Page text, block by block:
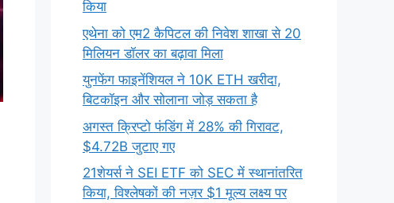
किया
एथेना को एम2 कैपिटल की निवेश शाखा से 20
मिलियन डॉलर का बढ़ावा मिला
युनफेंग फाइनेंशियल ने 10K ETH खरीदा,
बिटकॉइन और सोलाना जोड़ सकता है
अगस्त क्रिप्टो फंडिंग में 28% की गिरावट,
$4.72B जुटाए गए
21शेयर्स ने SEI ETF को SEC में स्थानांतरित
किया, विश्लेषकों की नज़र $1 मूल्य लक्ष्य पर